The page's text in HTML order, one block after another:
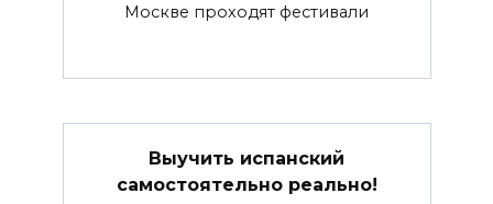
Москве проходят фестивали
Выучить испанский
самостоятельно реально!